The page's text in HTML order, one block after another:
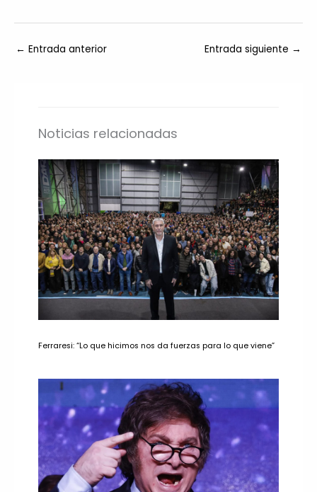
← Entrada anterior Entrada siguiente →
Noticias relacionadas
Ferraresi: “Lo que hicimos nos da fuerzas para lo que viene”